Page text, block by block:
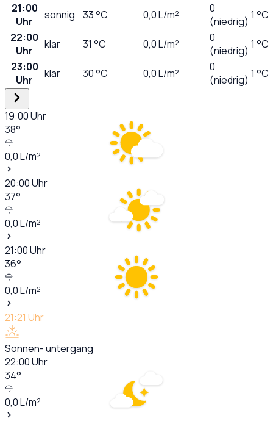
21:00
Uhr
sonnig 33°C 0,0L/m²
0
(niedrig) 1 °C
22:00
Uhr
klar 31 °C 0,0L/m²
0
(niedrig) 1 °C
23:00
Uhr
klar 30°C 0,0L/m²
0
(niedrig) 1 °C
19:00Uhr
38°
0,0L/m²
20:00Uhr
37°
0,0L/m²
21:00Uhr
36°
0,0L/m²
21:21 Uhr
Sonnen- untergang
22:00Uhr
34°
0,0L/m²